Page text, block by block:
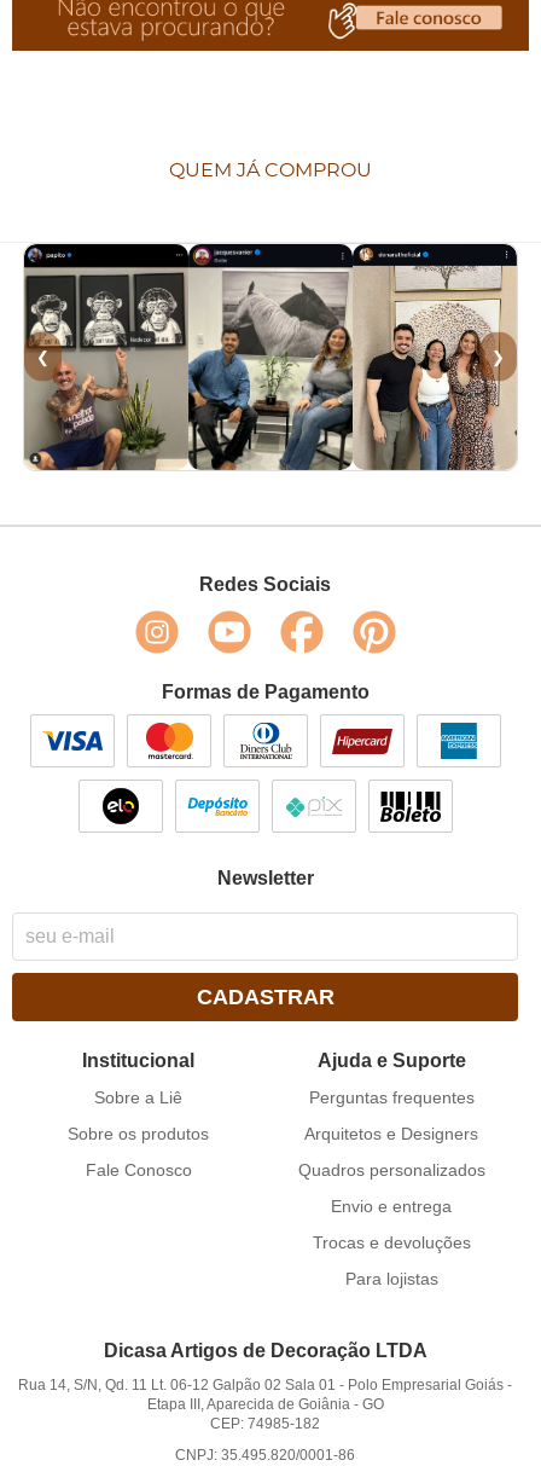
QUEM JÁ COMPROU
❮ ❯
Redes Sociais
Formas de Pagamento
Newsletter
CADASTRAR
Institucional
Sobre a Liê
Sobre os produtos
Fale Conosco
Ajuda e Suporte
Perguntas frequentes
Arquitetos e Designers
Quadros personalizados
Envio e entrega
Trocas e devoluções
Para lojistas
Dicasa Artigos de Decoração LTDA
Rua 14, S/N, Qd. 11 Lt. 06-12 Galpão 02 Sala 01 - Polo Empresarial Goiás -
Etapa III, Aparecida de Goiânia- GO
CEP: 74985-182
CNPJ: 35.495.820/0001-86